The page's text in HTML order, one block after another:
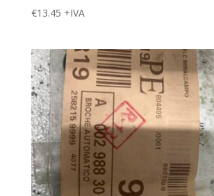
€13.45 +IVA